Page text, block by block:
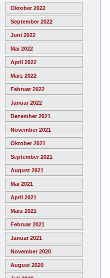
Oktober 2022
September 2022
Juni 2022
Mai 2022
April 2022
März 2022
Februar 2022
Januar 2022
Dezember 2021
November 2021
Oktober 2021
September 2021
August 2021
Mai 2021
April 2021
März 2021
Februar 2021
Januar 2021
November 2020
August 2020